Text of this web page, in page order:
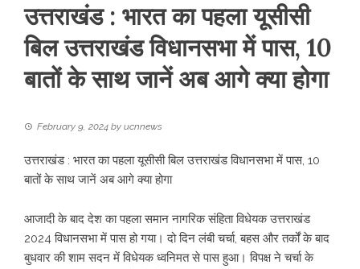
उत्तराखंड : भारत का पहला यूसीसी
बिल उत्तराखंड विधानसभा में पास, 10
बातों के साथ जानें अब आगे क्या होगा
February 9, 2024 by ucnnews
उत्तराखंड : भारत का पहला यूसीसी बिल उत्तराखंड विधानसभा में पास, 10
बातों के साथ जानें अब आगे क्या होगा
आजादी के बाद देश का पहला समान नागरिक संहिता विधेयक उत्तराखंड
2024 विधानसभा में पास हो गया। दो दिन लंबी चर्चा, बहस और तर्कों के बाद
बुधवार की शाम सदन में विधेयक ध्वनिमत से पास हुआ। विपक्ष ने चर्चा के